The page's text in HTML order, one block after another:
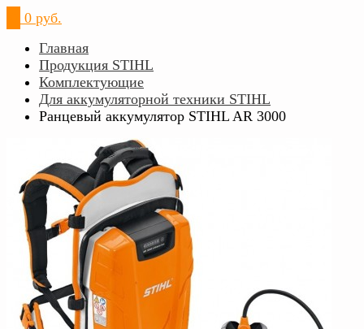
0 руб.
Главная
Продукция STIHL
Комплектующие
Для аккумуляторной техники STIHL
Ранцевый аккумулятор STIHL AR 3000